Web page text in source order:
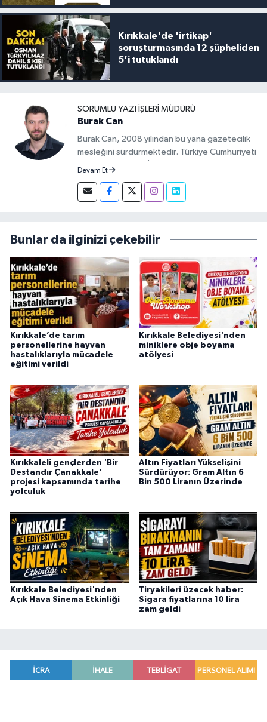
Kırıkkale'de 'irtikap'
soruşturmasında 12 şüpheliden
5’i tutuklandı
SORUMLU YAZI İŞLERI MÜDÜRÜ
Burak Can
Burak Can, 2008 yılından bu yana gazetecilik
mesleğini sürdürmektedir. Türkiye Cumhuriyeti
Cumhurbaşkanlığı İletişim Başkanlığı
2026 yılları arasında Demirören Haber Ajansı
(DHA) Kırıkkale Muhabiri olarak görev yapan
olarak sürdürmektedir.
Devam Et
Bunlar da ilginizi çekebilir
Kırıkkale’de tarım
personellerine hayvan
hastalıklarıyla mücadele
eğitimi verildi
Kırıkkale Belediyesi'nden
miniklere obje boyama
atölyesi
Kırıkkaleli gençlerden 'Bir
Destandır Çanakkale'
projesi kapsamında tarihe
yolculuk
Altın Fiyatları Yükselişini
Sürdürüyor: Gram Altın 6
Bin 500 Liranın Üzerinde
Kırıkkale Belediyesi'nden
Açık Hava Sinema Etkinliği
Tiryakileri üzecek haber:
Sigara fiyatlarına 10 lira
zam geldi